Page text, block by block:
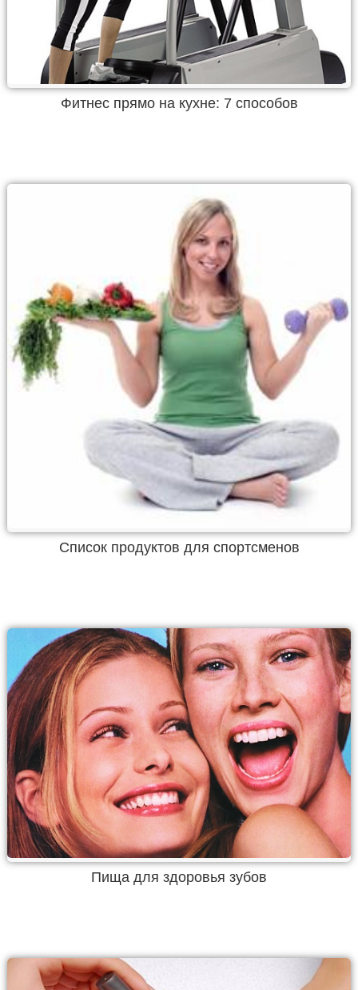
Фитнес прямо на кухне: 7 способов
Список продуктов для спортсменов
Пища для здоровья зубов